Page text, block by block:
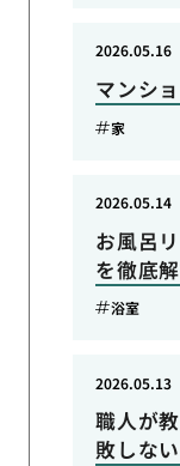
マンシ
2026.05.16
家
お風呂
を徹底
2026.05.14
浴室
職人が
敗しな
2026.05.13